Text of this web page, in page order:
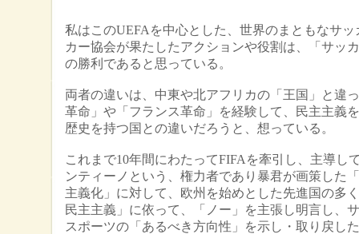
私はこのUEFAを中心とした、世界のまともなサ
カー協会が果たしたアクションや役割は、「サッ
の勝利であると思っている。
両者の違いは、中東や北アフリカの「王国」と違
革命」や「フランス革命」を経験して、民主主義
歴史を持つ国との違いだろうと、想っている。
これまで10年間にわたってFIFAを牽引し、主導し
ンティーノという、権力者であり暴君が画策した
主義化」に対して、欧州を始めとした先進国の多
民主主義」に依って、「ノー」を主張し明言し、
スポーツの「あるべき方向性」を示し・取り戻し